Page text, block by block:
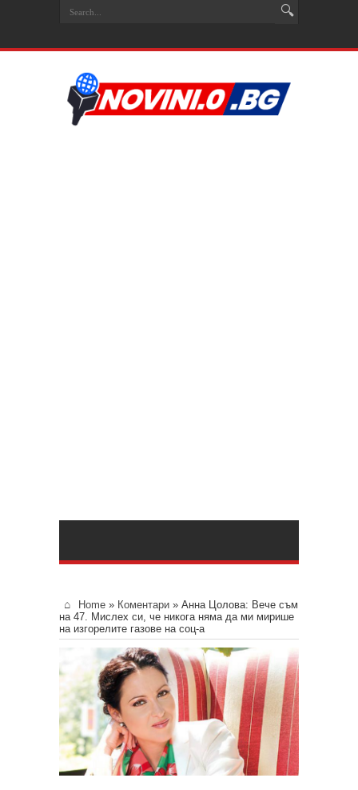
Home » Коментари » Анна Цолова: Вече съм
на 47. Мислех си, че никога няма да ми мирише
на изгорелите газове на соц-а